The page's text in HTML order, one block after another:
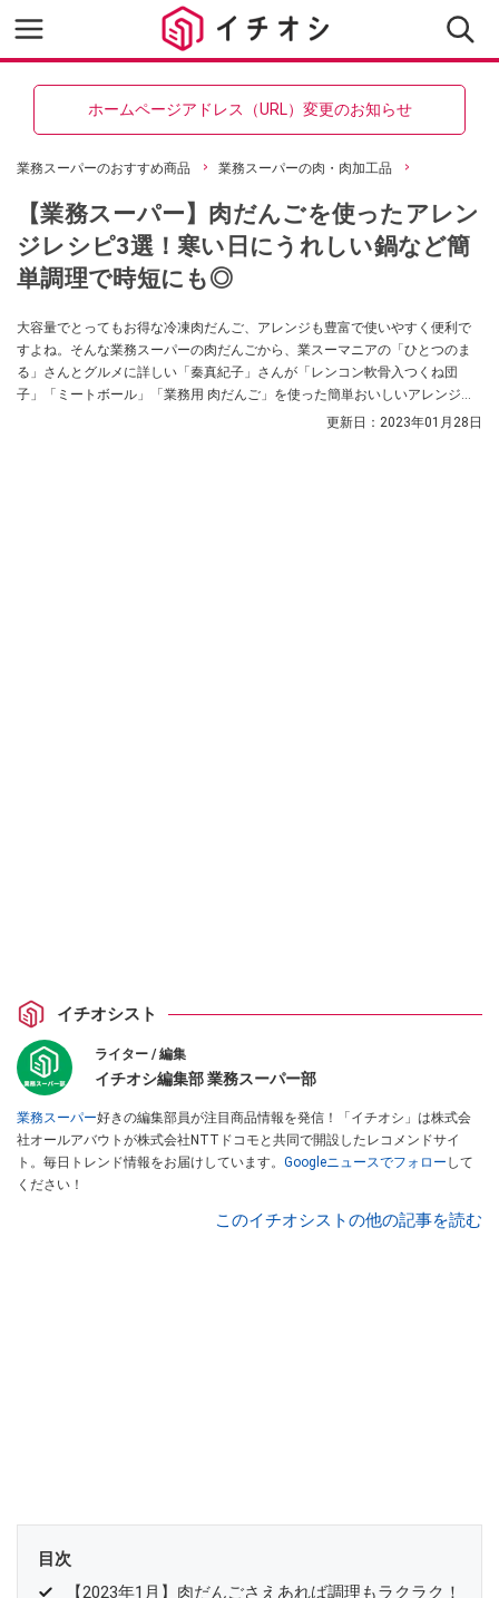
ホームページアドレス（URL）変更のお知らせ
業務スーパーのおすすめ商品 業務スーパーの肉・肉加工品
【業務スーパー】肉だんごを使ったアレン
ジレシピ3選！寒い日にうれしい鍋など簡
単調理で時短にも◎
大容量でとってもお得な冷凍肉だんご、アレンジも豊富で使いやすく便利で
すよね。そんな業務スーパーの肉だんごから、業スーマニアの「ひとつのま
る」さんとグルメに詳しい「秦真紀子」さんが「レンコン軟骨入つくね団
子」「ミートボール」「業務用 肉だんご」を使った簡単おいしいアレンジレ
シピを紹介してくれました。何でも使える簡単アレンジレシピ、必見です！
更新日： 2023年01月28日
イチオシスト
ライター / 編集
イチオシ編集部 業務スーパー部
業務スーパー好きの編集部員が注目商品情報を発信！「イチオシ」は株式会
社オールアバウトが株式会社NTTドコモと共同で開設したレコメンドサイ
ト。毎日トレンド情報をお届けしています。 Googleニュースでフォロー して
ください！
このイチオシストの他の記事を読む
目次
【2023年1月】肉だんごさえあれば調理もラクラク！